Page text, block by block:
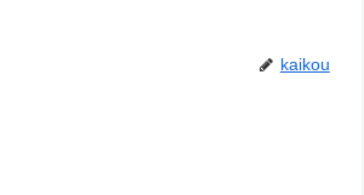
kaikou